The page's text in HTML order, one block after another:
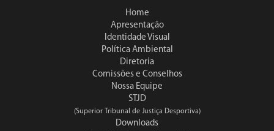
Home
Apresentação
Identidade Visual
Política Ambiental
Diretoria
Comissões e Conselhos
Nossa Equipe
STJD
(Superior Tribunal de Justiça Desportiva)
Downloads